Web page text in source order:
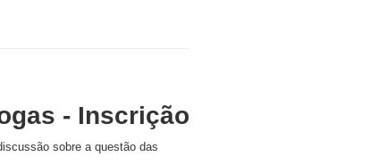
- Inscrição
sobre a questão das